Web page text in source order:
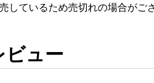
しているため売切れの場合がご
ビュー